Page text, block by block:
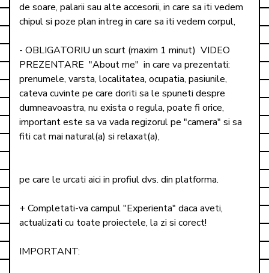
de soare, palarii sau alte accesorii, in care sa iti vedem
chipul si poze plan intreg in care sa iti vedem corpul,
- OBLIGATORIU un scurt (maxim 1 minut)  VIDEO
PREZENTARE  "About me"  in care va prezentati:
prenumele, varsta, localitatea, ocupatia, pasiunile,
cateva cuvinte pe care doriti sa le spuneti despre
dumneavoastra, nu exista o regula, poate fi orice,
important este sa va vada regizorul pe "camera" si sa
fiti cat mai natural(a) si relaxat(a),
pe care le urcati aici in profiul dvs. din platforma.
+ Completati-va campul "Experienta" daca aveti,
actualizati cu toate proiectele, la zi si corect!
IMPORTANT: